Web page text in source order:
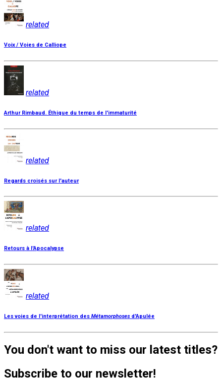
related
Voix / Voies de Calliope
related
Arthur Rimbaud. Éthique du temps de l'immaturité
related
Regards croisés sur l'auteur
related
Retours à l'Apocalypse
related
Les voies de l'interprétation des Métamorphoses d'Apulée
You don't want to miss our latest titles?
Subscribe to our newsletter!